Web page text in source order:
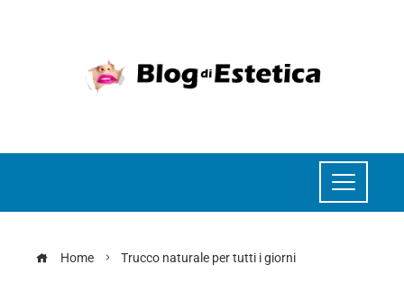
Home Trucco naturale per tutti i giorni